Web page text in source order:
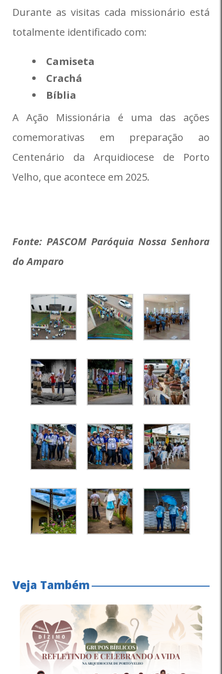
Durante as visitas cada missionário está
totalmente identificado com:
Camiseta
Crachá
Bíblia
A Ação Missionária é uma das ações
comemorativas em preparação ao
Centenário da Arquidiocese de Porto
Velho, que acontece em 2025.
Fonte: PASCOM Paróquia Nossa Senhora
do Amparo
Veja Também